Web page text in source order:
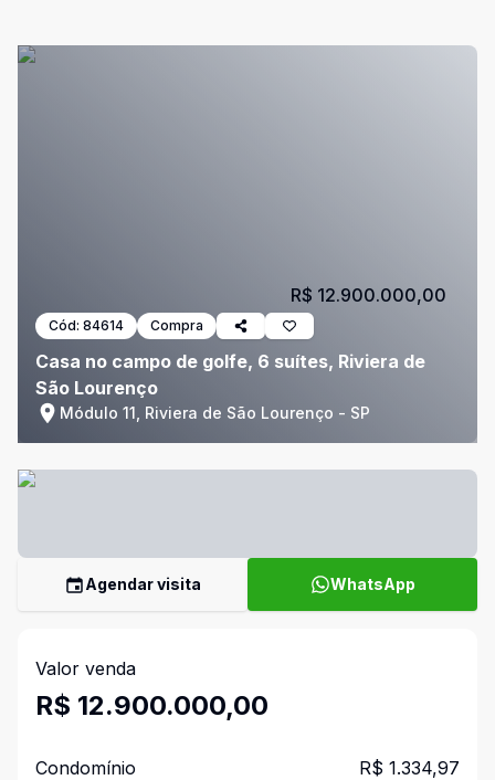
Cód: 84614 Compra
Casa no campo de golfe, 6 suítes, Riviera de
São Lourenço
Módulo 11, Riviera de São Lourenço - SP
R$ 12.900.000,00
Agendar visita WhatsApp
Valor venda
R$ 12.900.000,00
Condomínio R$ 1.334,97